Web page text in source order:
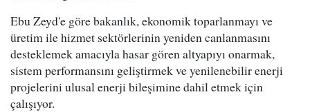
Ebu Zeyd'e göre bakanlık, ekonomik toparlanmayı ve
üretim ile hizmet sektörlerinin yeniden canlanmasını
desteklemek amacıyla hasar gören altyapıyı onarmak,
sistem performansını geliştirmek ve yenilenebilir enerji
projelerini ulusal enerji bileşimine dahil etmek için
çalışıyor.